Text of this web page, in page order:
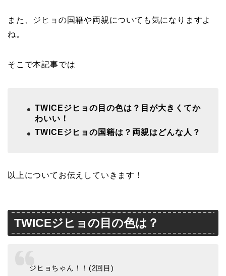
また、ジヒョの国籍や両親についても気になりますよ
ね。
そこで本記事では
TWICEジヒョの目の色は？目が大きくてか
わいい！
TWICEジヒョの国籍は？両親はどんな人？
以上についてお伝えしていきます！
TWICEジヒョの目の色は？
ジヒョちゃん！！(2回目)